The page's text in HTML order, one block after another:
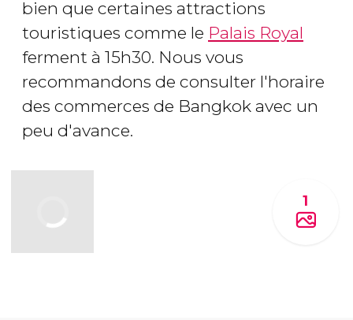
bien que certaines attractions
touristiques comme le Palais Royal
ferment à 15h30. Nous vous
recommandons de consulter l'horaire
des commerces de Bangkok avec un
peu d'avance.
1